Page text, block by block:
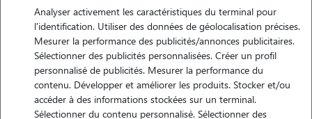
Motivation
je propose des gardes d'animaux avec sérieux et bienveillance. j'ai eu
des chiens et connais donc bien la responsabilité que représente le
fait de confier son animal pendant les vacances, de manière sereine.
Analyser activement les caractéristiques du terminal pour
l'identification. Utiliser des données de géolocalisation précises.
Mesurer la performance des publicités/annonces publicitaires.
Sélectionner des publicités personnalisées. Créer un profil
personnalisé de publicités. Mesurer la performance du
contenu. Développer et améliorer les produits. Stocker et/ou
accéder à des informations stockées sur un terminal.
Sélectionner du contenu personnalisé. Sélectionner des